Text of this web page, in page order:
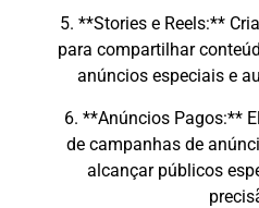
5. **Stories e Reels:**
para compartilhar
anúncios especiais e
6. **Anúncios Pagos:**
de campanhas de
alcançar públicos